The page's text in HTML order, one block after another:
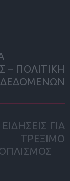
– ΠΟΛΙΤΙΚΗ
ΔΕΔΟΜΕΝΩΝ
ΓΙΑ
ΤΡΕΞΙΜΟ